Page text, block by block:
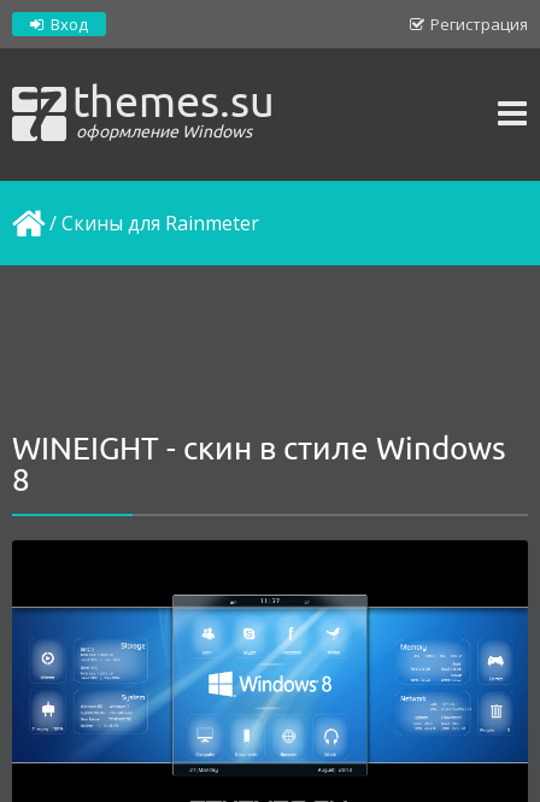
Регистрация
Вход
themes.su
оформление Windows
/Скины для Rainmeter
WINEIGHT - скин в стиле Windows
8